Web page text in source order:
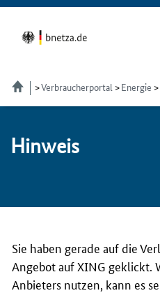
Verbraucherportal Energie
Hin­weis
Sie haben gerade auf die
Angebot auf XING geklickt.
Anbieters nutzen, kann es